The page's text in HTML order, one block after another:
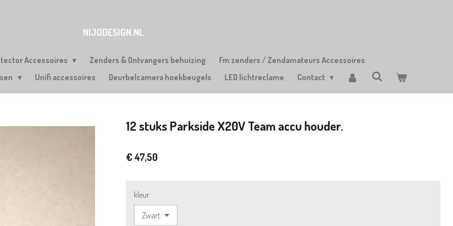
NIJODESIGN.NL
Accessoires Zenders & Ontvangers behuizing
Fm zenders / Zendamateurs Accessoires
Unifi accessoires Deurbelcamera hoekbeugels LED lichtreclame Contact
12 stuks Parkside X20V Team accu houder.
€ 47,50
kleur